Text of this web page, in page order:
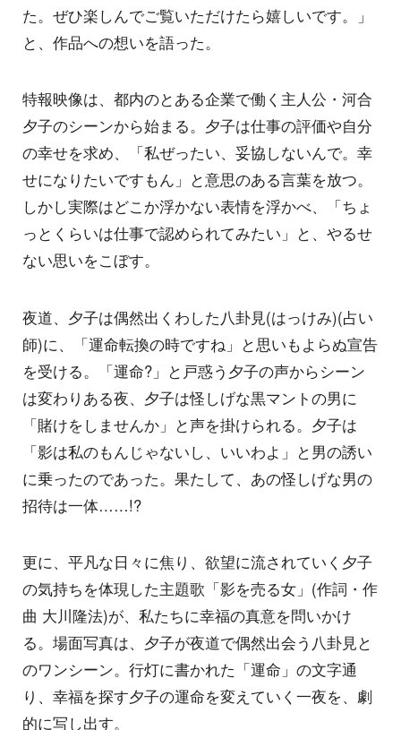
た。ぜひ楽しんでご覧いただけたら嬉しいです。」
と、作品への想いを語った。
特報映像は、都内のとある企業で働く主人公・河合
夕子のシーンから始まる。夕子は仕事の評価や自分
の幸せを求め、「私ぜったい、妥協しないんで。幸
せになりたいですもん」と意思のある言葉を放つ。
しかし実際はどこか浮かない表情を浮かべ、「ちょ
っとくらいは仕事で認められてみたい」と、やるせ
ない思いをこぼす。
夜道、夕子は偶然出くわした八卦見(はっけみ)(占い
師)に、「運命転換の時ですね」と思いもよらぬ宣告
を受ける。「運命?」と戸惑う夕子の声からシーン
は変わりある夜、夕子は怪しげな黒マントの男に
「賭けをしませんか」と声を掛けられる。夕子は
「影は私のもんじゃないし、いいわよ」と男の誘い
に乗ったのであった。果たして、あの怪しげな男の
招待は一体……!?
更に、平凡な日々に焦り、欲望に流されていく夕子
の気持ちを体現した主題歌「影を売る女」(作詞・作
曲 大川隆法)が、私たちに幸福の真意を問いかけ
る。場面写真は、夕子が夜道で偶然出会う八卦見と
のワンシーン。行灯に書かれた「運命」の文字通
り、幸福を探す夕子の運命を変えていく一夜を、劇
的に写し出す。